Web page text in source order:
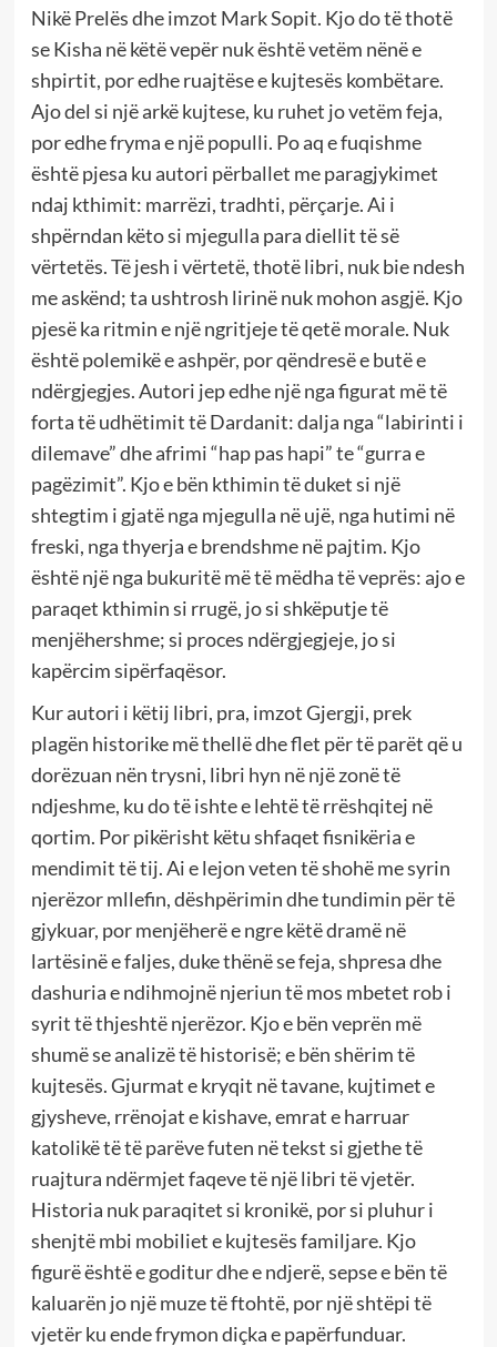
Nikë Prelës dhe imzot Mark Sopit. Kjo do të thotë
se Kisha në këtë vepër nuk është vetëm nënë e
shpirtit, por edhe ruajtëse e kujtesës kombëtare.
Ajo del si një arkë kujtese, ku ruhet jo vetëm feja,
por edhe fryma e një populli. Po aq e fuqishme
është pjesa ku autori përballet me paragjykimet
ndaj kthimit: marrëzi, tradhti, përçarje. Ai i
shpërndan këto si mjegulla para diellit të së
vërtetës. Të jesh i vërtetë, thotë libri, nuk bie ndesh
me askënd; ta ushtrosh lirinë nuk mohon asgjë. Kjo
pjesë ka ritmin e një ngritjeje të qetë morale. Nuk
është polemikë e ashpër, por qëndresë e butë e
ndërgjegjes. Autori jep edhe një nga figurat më të
forta të udhëtimit të Dardanit: dalja nga “labirinti i
dilemave” dhe afrimi “hap pas hapi” te “gurra e
pagëzimit”. Kjo e bën kthimin të duket si një
shtegtim i gjatë nga mjegulla në ujë, nga hutimi në
freski, nga thyerja e brendshme në pajtim. Kjo
është një nga bukuritë më të mëdha të veprës: ajo e
paraqet kthimin si rrugë, jo si shkëputje të
menjëhershme; si proces ndërgjegjeje, jo si
kapërcim sipërfaqësor.
Kur autori i këtij libri, pra, imzot Gjergji, prek
plagën historike më thellë dhe flet për të parët që u
dorëzuan nën trysni, libri hyn në një zonë të
ndjeshme, ku do të ishte e lehtë të rrëshqitej në
qortim. Por pikërisht këtu shfaqet fisnikëria e
mendimit të tij. Ai e lejon veten të shohë me syrin
njerëzor mllefin, dëshpërimin dhe tundimin për të
gjykuar, por menjëherë e ngre këtë dramë në
lartësinë e faljes, duke thënë se feja, shpresa dhe
dashuria e ndihmojnë njeriun të mos mbetet rob i
syrit të thjeshtë njerëzor. Kjo e bën veprën më
shumë se analizë të historisë; e bën shërim të
kujtesës. Gjurmat e kryqit në tavane, kujtimet e
gjysheve, rrënojat e kishave, emrat e harruar
katolikë të të parëve futen në tekst si gjethe të
ruajtura ndërmjet faqeve të një libri të vjetër.
Historia nuk paraqitet si kronikë, por si pluhur i
shenjtë mbi mobiliet e kujtesës familjare. Kjo
figurë është e goditur dhe e ndjerë, sepse e bën të
kaluarën jo një muze të ftohtë, por një shtëpi të
vjetër ku ende frymon diçka e papërfunduar.